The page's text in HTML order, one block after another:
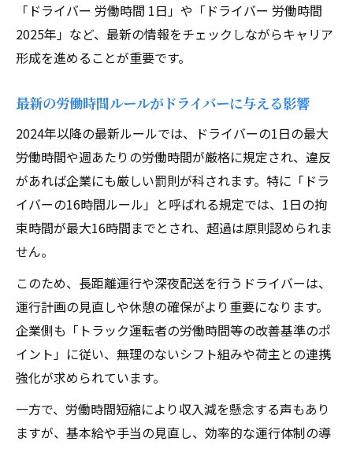
「ドライバー 労働時間 1日」や「ドライバー 労働時間
2025年」など、最新の情報をチェックしながらキャリア
形成を進めることが重要です。
最新の労働時間ルールがドライバーに与える影響
2024年以降の最新ルールでは、ドライバーの1日の最大
労働時間や週あたりの労働時間が厳格に規定され、違反
があれば企業にも厳しい罰則が科されます。特に「ドラ
イバーの16時間ルール」と呼ばれる規定では、1日の拘
束時間が最大16時間までとされ、超過は原則認められま
せん。
このため、長距離運行や深夜配送を行うドライバーは、
運行計画の見直しや休憩の確保がより重要になります。
企業側も「トラック運転者の労働時間等の改善基準のポ
イント」に従い、無理のないシフト組みや荷主との連携
強化が求められています。
一方で、労働時間短縮により収入減を懸念する声もあり
ますが、基本給や手当の見直し、効率的な運行体制の導